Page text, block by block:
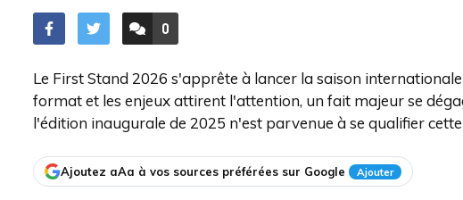
ACCÉDER AUX
0
COMMENTAIRES
Le First Stand 2026 s'apprête à lancer la saison
format et les enjeux attirent l'attention, un fait majeur se
l'édition inaugurale de 2025 n'est parvenue à se qualifier cette
Ajoutez aAa à vos sources préférées sur Google Ajouter